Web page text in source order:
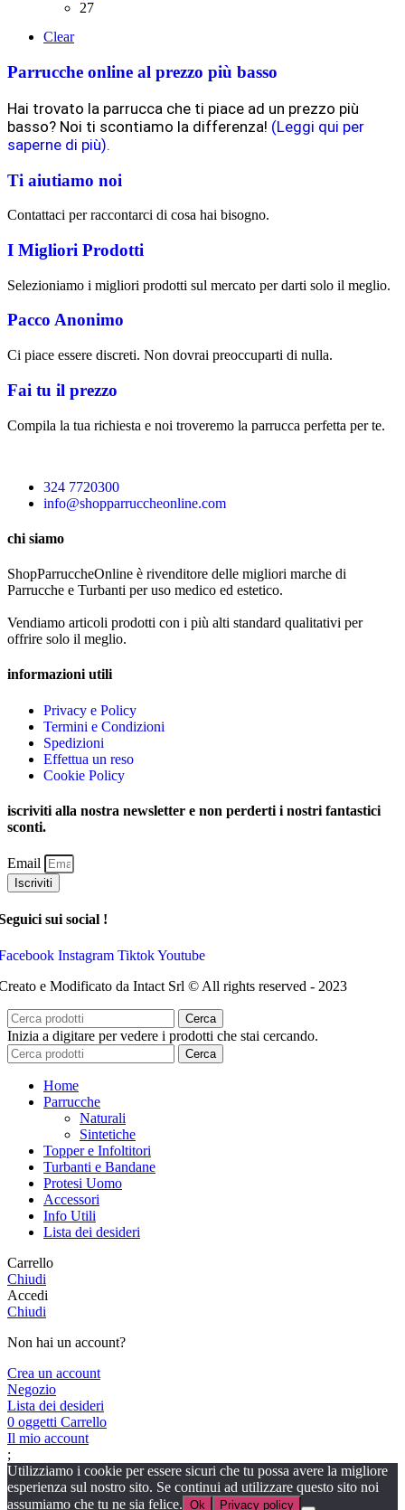
Clear
Parrucche online al prezzo più basso
Hai trovato la parrucca che ti piace ad un prezzo più
basso? Noi ti scontiamo la differenza! (Leggi qui per
saperne di più).
Ti aiutiamo noi
Contattaci per raccontarci di cosa hai bisogno.
I Migliori Prodotti
Selezioniamo i migliori prodotti sul mercato per darti solo il meglio.
Pacco Anonimo
Ci piace essere discreti. Non dovrai preoccuparti di nulla.
Fai tu il prezzo
Compila la tua richiesta e noi troveremo la parrucca perfetta per te.
324 7720300
info@shopparruccheonline.com
chi siamo
ShopParruccheOnline è rivenditore delle migliori marche di
Parrucche e Turbanti per uso medico ed estetico.
Vendiamo articoli prodotti con i più alti standard qualitativi per
offrire solo il meglio.
informazioni utili
Privacy e Policy
Termini e Condizioni
Spedizioni
Effettua un reso
Cookie Policy
iscriviti alla nostra newsletter e non perderti i nostri fantastici
sconti.
Email
Iscriviti
sui social !
Instagram TiktokYoutube
e Modificato da Intact Srl © All rights reserved - 2023
Cerca
Inizia a digitare per vedere i prodotti che stai cercando.
Cerca
Home
Parrucche
Naturali
Sintetiche
Topper e Infoltitori
Turbanti e Bandane
Protesi Uomo
Accessori
Info Utili
Lista dei desideri
Carrello
Chiudi
Accedi
Chiudi
Non hai un account?
Crea un account
Negozio
Lista dei desideri
0 oggetti Carrello
Il mio account
;
Utilizziamo i cookie per essere sicuri che tu possa avere la migliore
esperienza sul nostro sito. Se continui ad utilizzare questo sito noi
assumiamo che tu ne sia felice. Ok Privacy policy